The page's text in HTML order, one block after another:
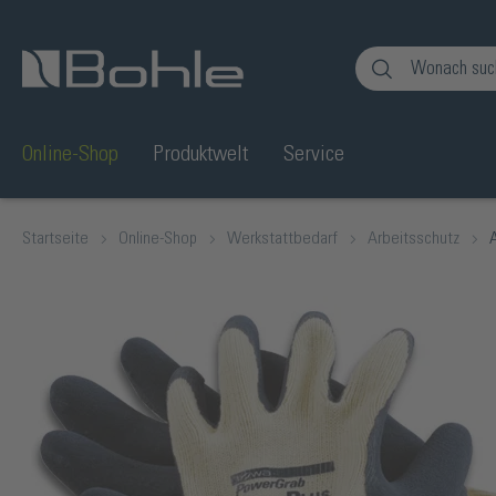
Online-Shop Produktwelt Service
Startseite Online-Shop Werkstattbedarf Arbeitsschutz